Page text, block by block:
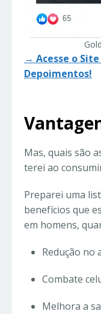
→ Acesse o
Depoimentos!
Mas, quais são
terei ao
Preparei uma
benefícios que
em homens,
Redução no
Combate
Melhora a